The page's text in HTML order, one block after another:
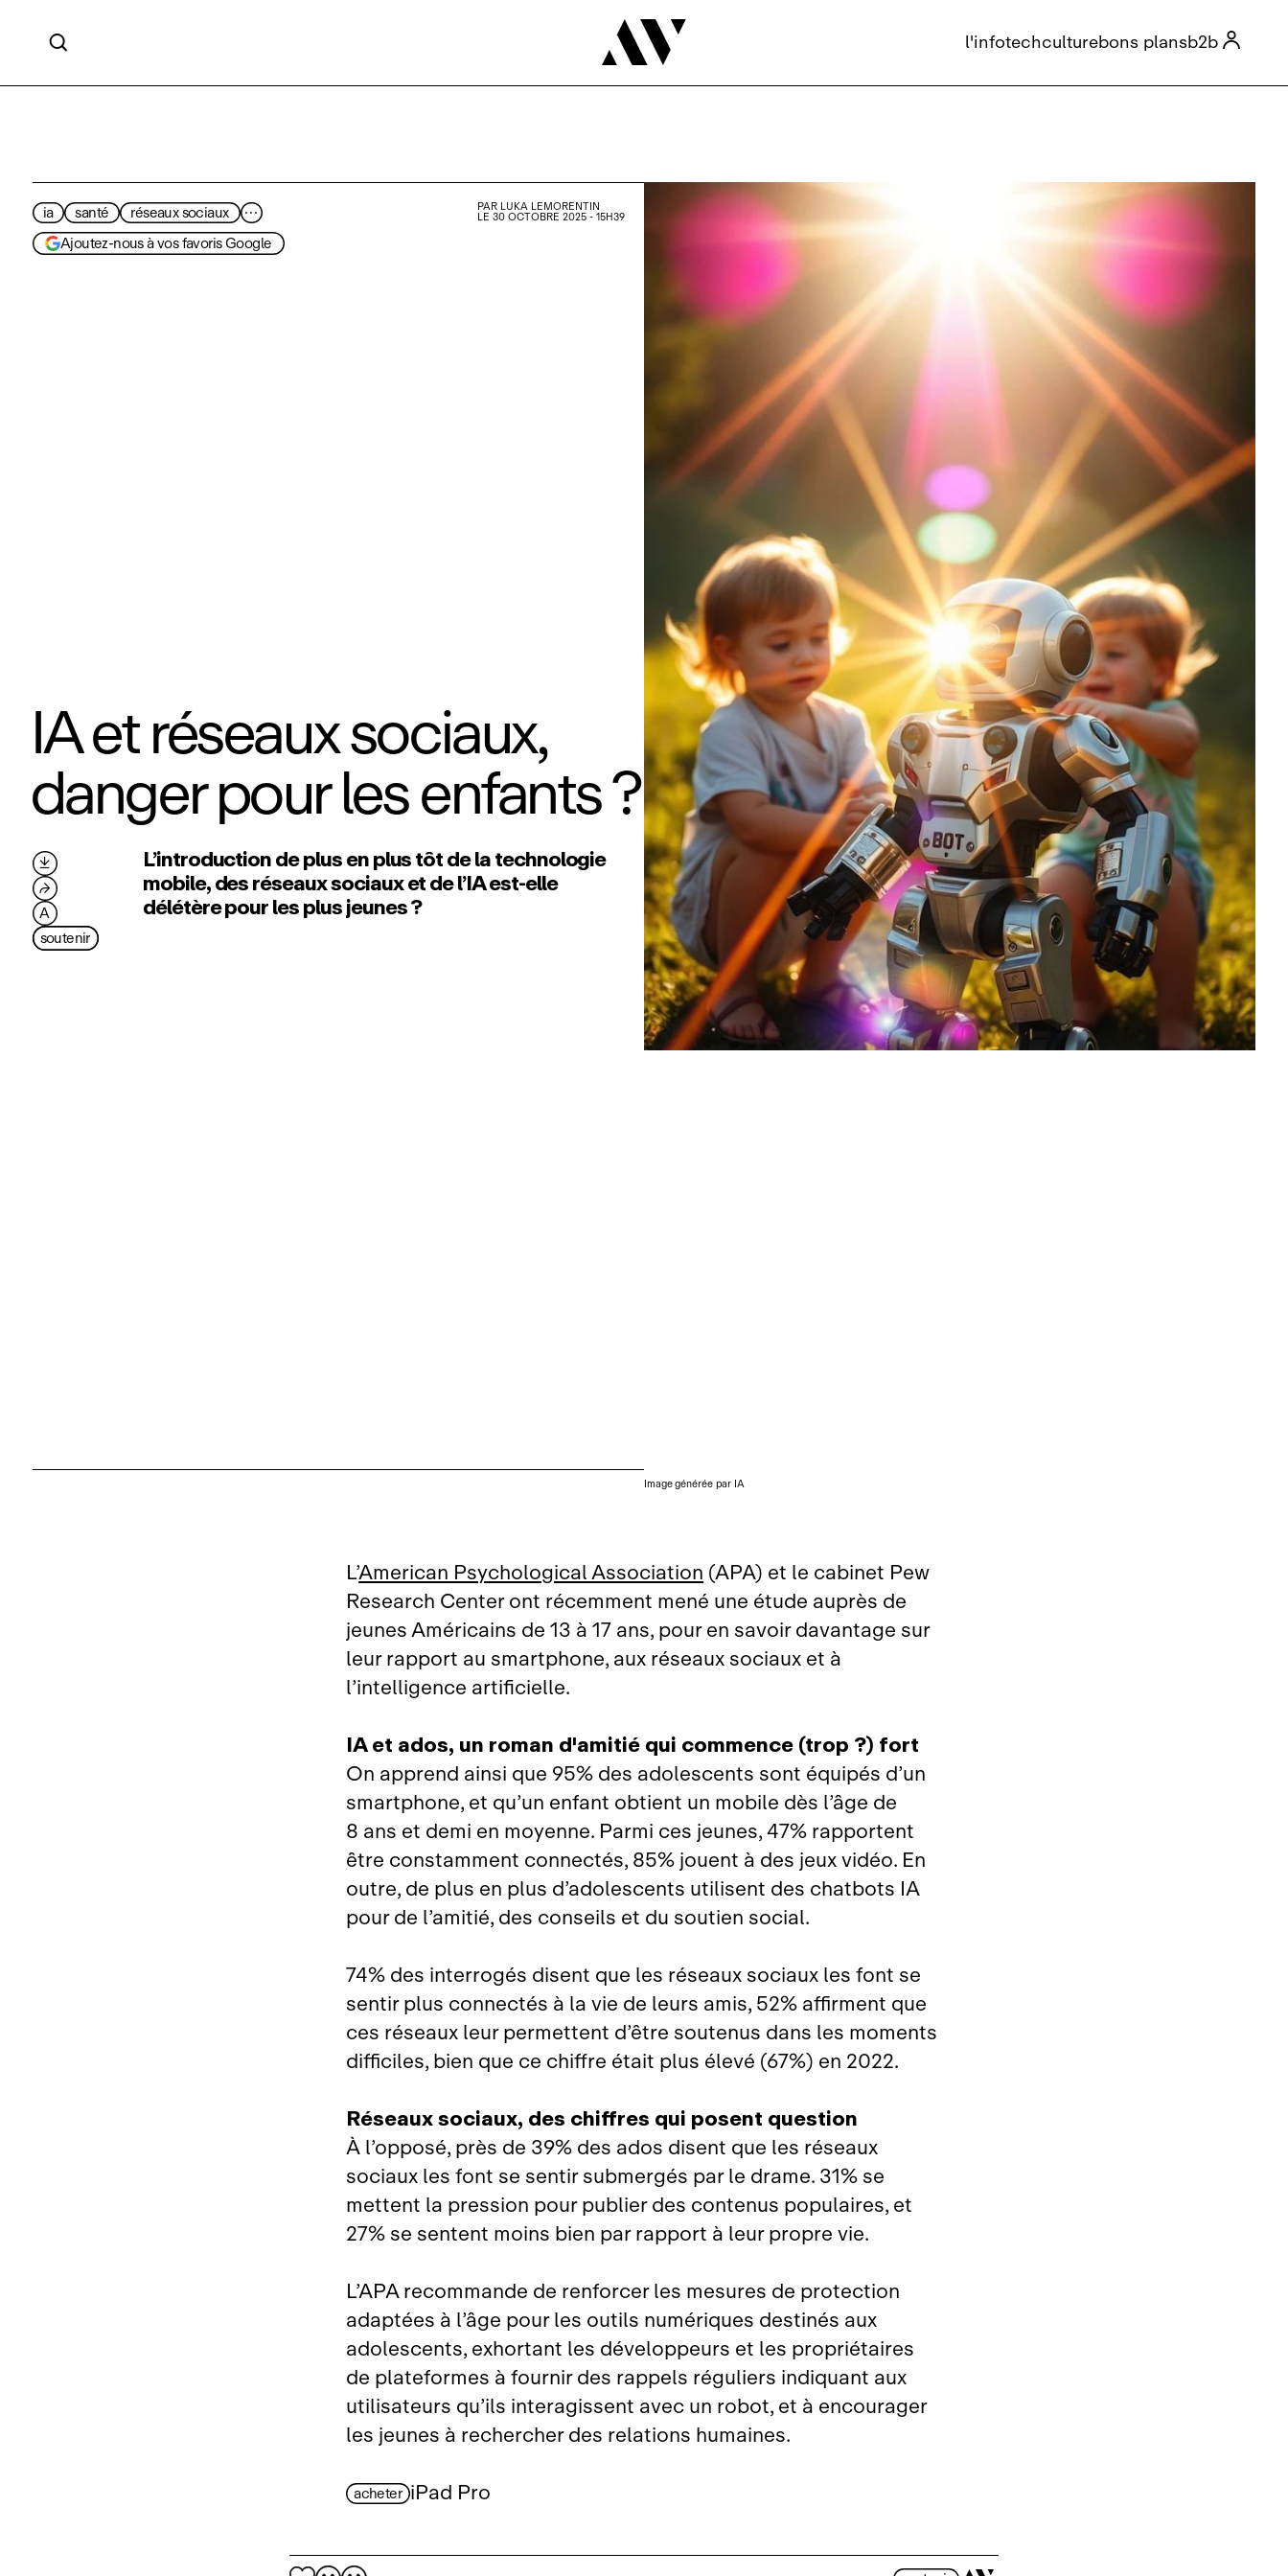

 l'infotechculturebons plansb2b
ia santé réseaux sociaux
···
Ajoutez-nous à vos favoris Google
PAR LUKA LEMORENTIN
LE 30 OCTOBRE 2025 - 15H39
IA et réseaux sociaux,
danger pour les enfants ?
L’introduction de plus en plus tôt de la technologie
mobile, des réseaux sociaux et de l’IA est‑elle
délétère pour les plus jeunes ?

⮫
A
soutenir
Image générée par IA
L’American Psychological Association(APA) et le cabinet Pew
Research Center ont récemment mené une étude auprès de
jeunes Américains de 13 à 17 ans, pour en savoir davantage sur
leur rapport au smartphone, aux réseaux sociaux et à
l’intelligence artificielle.
IA et ados, un roman d'amitié qui commence (trop ?) fort
On apprend ainsi que 95% des adolescents sont équipés d’un
smartphone, et qu’un enfant obtient un mobile dès l’âge de
8 ans et demi en moyenne. Parmi ces jeunes, 47% rapportent
être constamment connectés, 85% jouent à des jeux vidéo. En
outre, de plus en plus d’adolescents utilisent des chatbots IA
pour de l’amitié, des conseils et du soutien social.
74% des interrogés disent que les réseaux sociaux les font se
sentir plus connectés à la vie de leurs amis, 52% affirment que
ces réseaux leur permettent d’être soutenus dans les moments
difficiles, bien que ce chiffre était plus élevé (67%) en 2022.
Réseaux sociaux, des chiffres qui posent question
À l’opposé, près de 39% des ados disent que les réseaux
sociaux les font se sentir submergés par le drame. 31% se
mettent la pression pour publier des contenus populaires, et
27% se sentent moins bien par rapport à leur propre vie.
L’APA recommande de renforcer les mesures de protection
adaptées à l’âge pour les outils numériques destinés aux
adolescents, exhortant les développeurs et les propriétaires
de plateformes à fournir des rappels réguliers indiquant aux
utilisateurs qu’ils interagissent avec un robot, et à encourager
les jeunes à rechercher des relations humaines.
acheter iPad Pro